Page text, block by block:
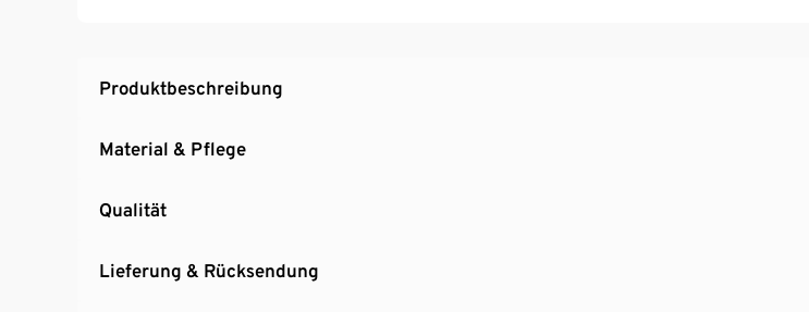
Produktbeschreibung
Material & Pflege
Qualität
Lieferung & Rücksendung